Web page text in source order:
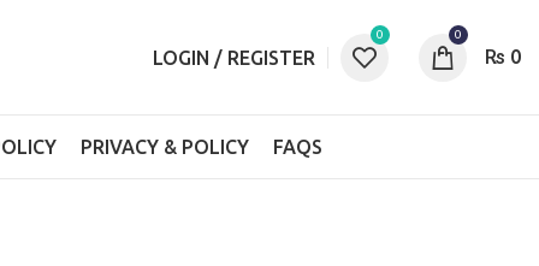
LOGIN / REGISTER
0 0
₨ 0
PRIVACY & POLICY FAQS